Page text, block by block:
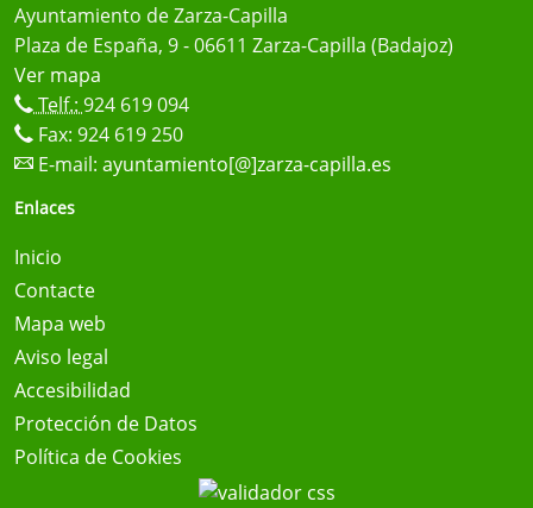
Ayuntamiento de Zarza-Capilla
Plaza de España, 9 - 06611 Zarza-Capilla (Badajoz)
Ver mapa
Telf.: 924 619 094
Fax: 924 619 250
E-mail: ayuntamiento[@]zarza-capilla.es
Enlaces
Inicio
Contacte
Mapa web
Aviso legal
Accesibilidad
Protección de Datos
Política de Cookies